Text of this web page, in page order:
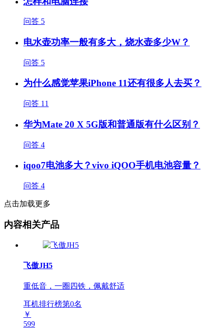
问答 5
电水壶功率一般有多大，烧水壶多少W？
问答 5
为什么感觉苹果iPhone 11还有很多人去买？
问答 11
华为Mate 20 X 5G版和普通版有什么区别？
问答 4
iqoo7电池多大？vivo iQOO手机电池容量？
问答 4
点击加载更多
内容相关产品
飞傲JH5
重低音，一圈四铁，佩戴舒适
耳机排行榜第0名
￥
599